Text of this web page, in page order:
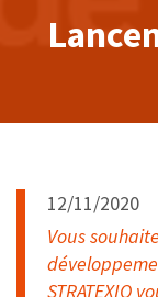
12/11/2020
Vous
STRATEXIO